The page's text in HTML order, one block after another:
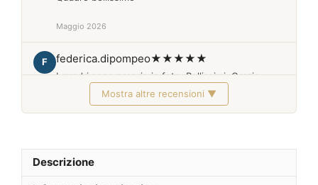
Maggio 2026
F federica.dipompeo★★★★★
I quadri sono proprio in foto. Bellissimi. Grazie
Febbraio 2026
Mostra altre recensioni ▼
Descrizione